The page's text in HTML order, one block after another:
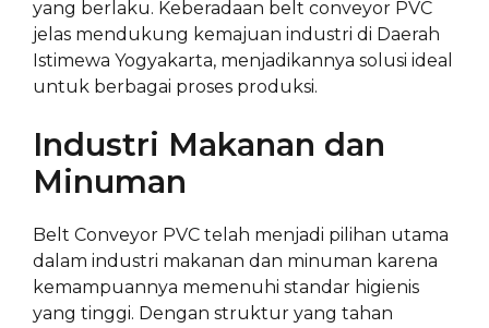
yang berlaku. Keberadaan belt conveyor PVC
jelas mendukung kemajuan industri di Daerah
Istimewa Yogyakarta, menjadikannya solusi ideal
untuk berbagai proses produksi.
Industri Makanan dan
Minuman
Belt Conveyor PVC telah menjadi pilihan utama
dalam industri makanan dan minuman karena
kemampuannya memenuhi standar higienis
yang tinggi. Dengan struktur yang tahan